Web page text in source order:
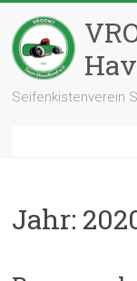
Inhalt
springen
Seifenkistenverein
Jahr: